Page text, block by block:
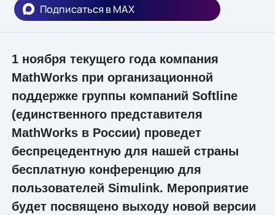
Подписаться в MAX
1 ноября текущего года компания
MathWorks при организационной
поддержке группы компаний Softline
(единственного представителя
MathWorks в России) проведет
беспрецедентную для нашей страны
бесплатную конференцию для
пользователей Simulink. Мероприятие
будет посвящено выходу новой версии